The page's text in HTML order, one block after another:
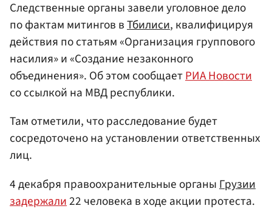
Следственные органы завели уголовное дело
по фактам митингов вТбилиси, квалифицируя
действия по статьям «Организация группового
насилия» и «Создание незаконного
объединения». Об этом сообщаетРИА Новости
со ссылкой на МВД республики.
Там отметили, что расследование будет
сосредоточено на установлении ответственных
лиц.
4 декабря правоохранительные органы Грузии
задержали22 человека в ходе акции протеста.